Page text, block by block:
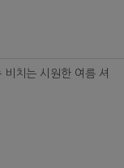
치는 시원한 여름 셔